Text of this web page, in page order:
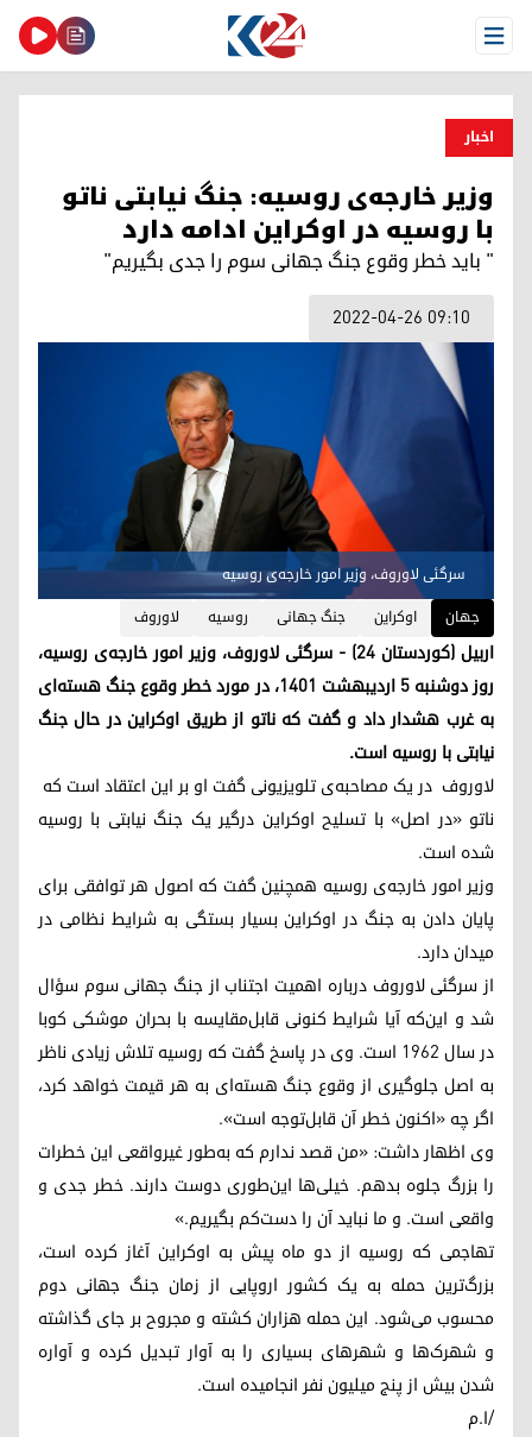
Open Menu
اخبار
وزیر خارجه‌ی روسیه: جنگ نیابتی ناتو
با روسیه در اوکراین ادامه دارد
" باید خطر وقوع جنگ جهانی سوم را جدی بگیریم"
2022-04-26 09:10
سرگئی لاوروف، وزیر امور خارجه‌ی روسیه
جهان
اوکراین جنگ جهانی روسیە لاوروف
اربیل (کوردستان ۲۴) - سرگئی لاوروف، وزیر امور خارجه‌ی روسیه،
روز دوشنبه ۵ اردیبهشت ۱۴۰۱، در مورد خطر وقوع جنگ هسته‌ای
به غرب هشدار داد و گفت کە ناتو از طریق اوکراین در حال جنگ
نیابتی با روسیه است.
لاوروف در یک مصاحبه‌ی تلویزیونی گفت او بر این اعتقاد است که
ناتو «در اصل» با تسلیح اوکراین درگیر یک جنگ نیابتی با روسیه
شده است.
وزیر امور خارجه‌ی روسیه همچنین گفت که اصول هر توافقی برای
پایان دادن به جنگ در اوکراین بسیار بستگی به شرایط نظامی در
میدان دارد.
از سرگئی لاوروف درباره اهمیت اجتناب از جنگ جهانی سوم سؤال
شد و این‌که آیا شرایط کنونی قابل‌مقایسه با بحران موشکی کوبا
در سال ۱۹۶۲ است. وی در پاسخ گفت کە روسیه تلاش زیادی ناظر
به اصل جلوگیری از وقوع جنگ هسته‌ای به هر قیمت خواهد کرد،
اگر چه «اکنون خطر آن قابل‌توجه است».
وی اظهار داشت: «من قصد ندارم که به‌طور غیرواقعی این خطرات
را بزرگ جلوه بدهم. خیلی‌ها این‌طوری دوست دارند. خطر جدی و
واقعی است. و ما نباید آن را دست‌کم بگیریم.»
تهاجمی که روسیه از دو ماه پیش به اوکراین آغاز کرده است،
بزرگ‌ترین حمله به یک کشور اروپایی از زمان جنگ جهانی دوم
محسوب می‌شود. این حمله هزاران کشته و مجروح بر جای گذاشته
و شهرک‌ها و شهرهای بسیاری را به آوار تبدیل کرده و آواره
شدن بیش از پنج میلیون نفر انجامیده است.
/ا.م